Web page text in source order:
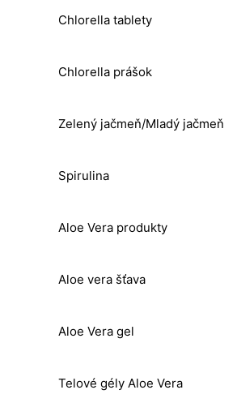
Chlorella tablety
Chlorella prášok
Zelený jačmeň/Mladý jačmeň
Spirulina
Aloe Vera produkty
Aloe vera šťava
Aloe Vera gel
Telové gély Aloe Vera